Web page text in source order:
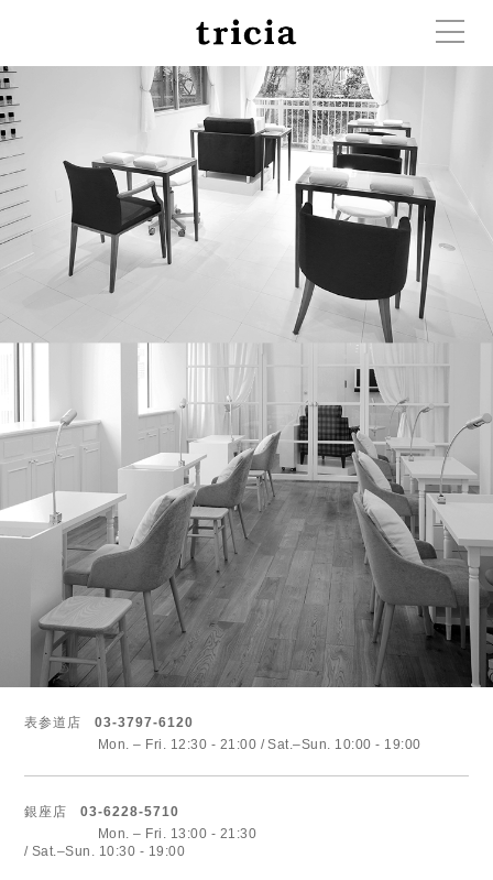
表参道店
03-3797-6120
Mon. – Fri. 12:30 - 21:00
Sat.–Sun. 10:00 - 19:00
銀座店
03-6228-5710
Mon. – Fri. 13:00 - 21:30
Sat.–Sun. 10:30 - 19:00